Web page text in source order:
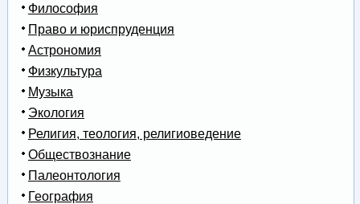
Философия
Право и юриспруденция
Астрономия
Физкультура
Музыка
Экология
Религия, теология, религиоведение
Обществознание
Палеонтология
География